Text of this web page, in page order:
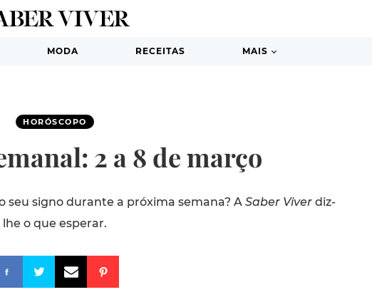
MODA RECEITAS MAIS
HORÓSCOPO
2 a 8 de março
seu signo durante a próxima semana? A Saber Viver diz-
lhe o que esperar.